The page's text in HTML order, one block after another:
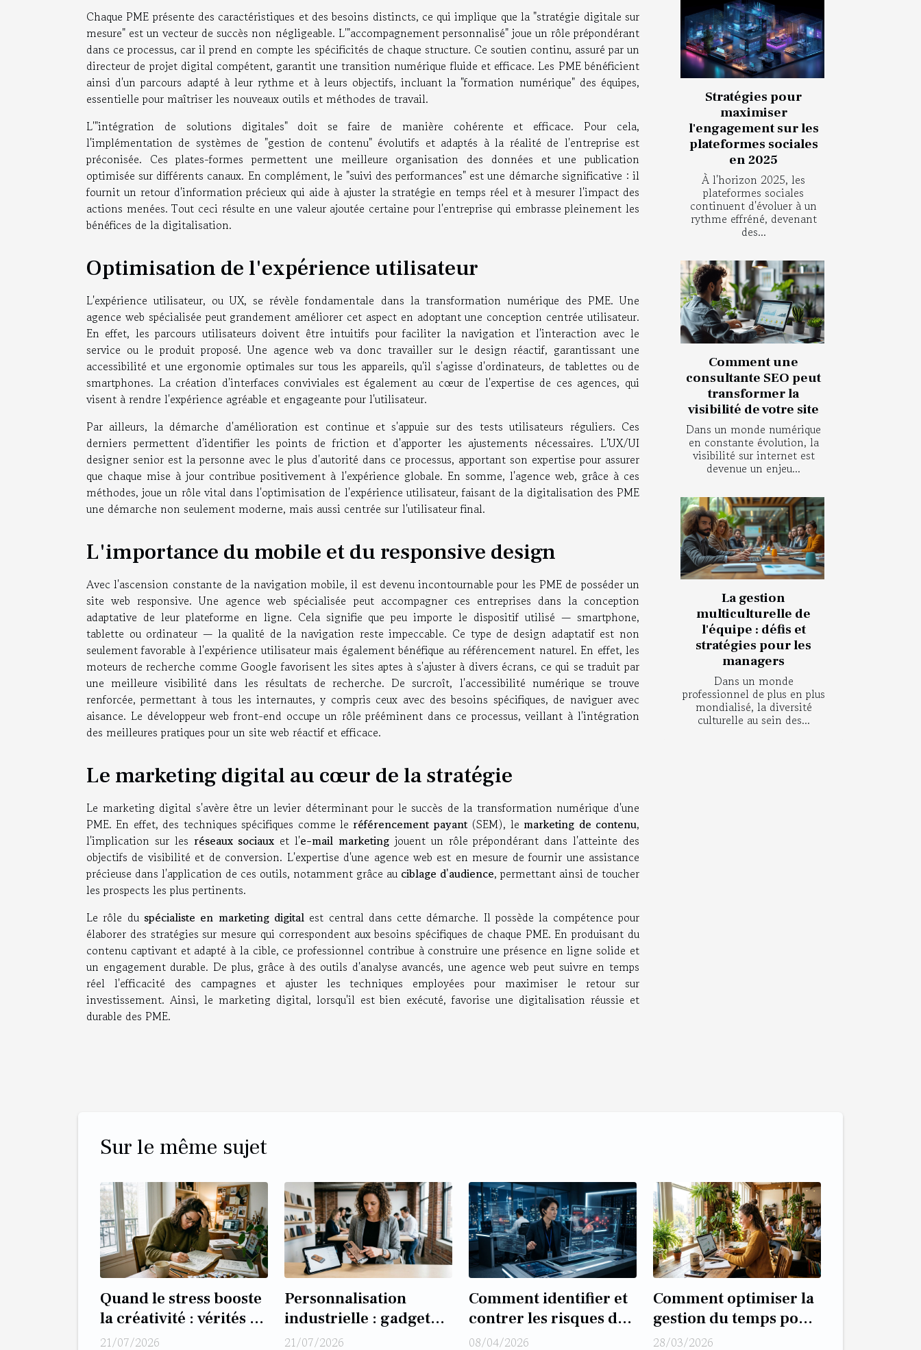
Chaque PME présente des caractéristiques et des besoins distincts, ce qui implique que la "stratégie digitale sur
mesure" est un vecteur de succès non négligeable. L'"accompagnement personnalisé" joue un rôle prépondérant
dans ce processus, car il prend en compte les spécificités de chaque structure. Ce soutien continu, assuré par un
directeur de projet digital compétent, garantit une transition numérique fluide et efficace. Les PME bénéficient
ainsi d'un parcours adapté à leur rythme et à leurs objectifs, incluant la "formation numérique" des équipes,
essentielle pour maîtriser les nouveaux outils et méthodes de travail.
L'"intégration de solutions digitales" doit se faire de manière cohérente et efficace. Pour cela,
l'implémentation de systèmes de "gestion de contenu" évolutifs et adaptés à la réalité de l'entreprise est
préconisée. Ces plates-formes permettent une meilleure organisation des données et une publication
optimisée sur différents canaux. En complément, le "suivi des performances" est une démarche significative : il
fournit un retour d'information précieux qui aide à ajuster la stratégie en temps réel et à mesurer l'impact des
actions menées. Tout ceci résulte en une valeur ajoutée certaine pour l'entreprise qui embrasse pleinement les
bénéfices de la digitalisation.
Optimisation de l'expérience utilisateur
L'expérience utilisateur, ou UX, se révèle fondamentale dans la transformation numérique des PME. Une
agence web spécialisée peut grandement améliorer cet aspect en adoptant une conception centrée utilisateur.
En effet, les parcours utilisateurs doivent être intuitifs pour faciliter la navigation et l'interaction avec le
service ou le produit proposé. Une agence web va donc travailler sur le design réactif, garantissant une
accessibilité et une ergonomie optimales sur tous les appareils, qu'il s'agisse d'ordinateurs, de tablettes ou de
smartphones. La création d'interfaces conviviales est également au cœur de l'expertise de ces agences, qui
visent à rendre l'expérience agréable et engageante pour l'utilisateur.
Par ailleurs, la démarche d'amélioration est continue et s'appuie sur des tests utilisateurs réguliers. Ces
derniers permettent d'identifier les points de friction et d'apporter les ajustements nécessaires. L'UX/UI
designer senior est la personne avec le plus d'autorité dans ce processus, apportant son expertise pour assurer
que chaque mise à jour contribue positivement à l'expérience globale. En somme, l'agence web, grâce à ces
méthodes, joue un rôle vital dans l'optimisation de l'expérience utilisateur, faisant de la digitalisation des PME
une démarche non seulement moderne, mais aussi centrée sur l'utilisateur final.
L'importance du mobile et du responsive design
Avec l'ascension constante de la navigation mobile, il est devenu incontournable pour les PME de posséder un
site web responsive. Une agence web spécialisée peut accompagner ces entreprises dans la conception
adaptative de leur plateforme en ligne. Cela signifie que peu importe le dispositif utilisé — smartphone,
tablette ou ordinateur — la qualité de la navigation reste impeccable. Ce type de design adaptatif est non
seulement favorable à l'expérience utilisateur mais également bénéfique au référencement naturel. En effet, les
moteurs de recherche comme Google favorisent les sites aptes à s'ajuster à divers écrans, ce qui se traduit par
une meilleure visibilité dans les résultats de recherche. De surcroît, l'accessibilité numérique se trouve
renforcée, permettant à tous les internautes, y compris ceux avec des besoins spécifiques, de naviguer avec
aisance. Le développeur web front-end occupe un rôle prééminent dans ce processus, veillant à l'intégration
des meilleures pratiques pour un site web réactif et efficace.
Le marketing digital au cœur de la stratégie
Le marketing digital s'avère être un levier déterminant pour le succès de la transformation numérique d'une
PME. En effet, des techniques spécifiques comme le référencement payant(SEM), le marketing de contenu,
l'implication sur les réseaux sociaux et l'e-mail marketing jouent un rôle prépondérant dans l'atteinte des
objectifs de visibilité et de conversion. L'expertise d'une agence web est en mesure de fournir une assistance
précieuse dans l'application de ces outils, notamment grâce au ciblage d'audience, permettant ainsi de toucher
les prospects les plus pertinents.
Le rôle du spécialiste en marketing digitalest central dans cette démarche. Il possède la compétence pour
élaborer des stratégies sur mesure qui correspondent aux besoins spécifiques de chaque PME. En produisant du
contenu captivant et adapté à la cible, ce professionnel contribue à construire une présence en ligne solide et
un engagement durable. De plus, grâce à des outils d'analyse avancés, une agence web peut suivre en temps
réel l'efficacité des campagnes et ajuster les techniques employées pour maximiser le retour sur
investissement. Ainsi, le marketing digital, lorsqu'il est bien exécuté, favorise une digitalisation réussie et
durable des PME.
Stratégies pour
maximiser
l'engagement sur les
plateformes sociales
en 2025
À l'horizon 2025, les
plateformes sociales
continuent d'évoluer à un
rythme effréné, devenant
des...
Comment une
consultante SEO peut
transformer la
visibilité de votre site
Dans un monde numérique
en constante évolution, la
visibilité sur internet est
devenue un enjeu...
La gestion
multiculturelle de
l'équipe : défis et
stratégies pour les
managers
Dans un monde
professionnel de plus en plus
mondialisé, la diversité
culturelle au sein des...
Sur le même sujet
Quand le stress booste
la créativité : vérités et
fausses excuses
21/07/2026
Personnalisation
industrielle : gadget
commercial ou levier
21/07/2026
Comment identifier et
contrer les risques de
deepfake pour les
08/04/2026
Comment optimiser la
gestion du temps pour
les entrepreneurs ?
28/03/2026